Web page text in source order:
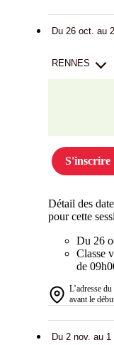
Du 26 oct. au
RENNES
S'inscrire
Détail des
pour cette
Du 26
Classe
de
L’adresse
avant le
Du 2 nov. au